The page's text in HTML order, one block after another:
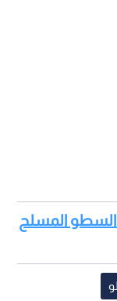
السطو المسلح